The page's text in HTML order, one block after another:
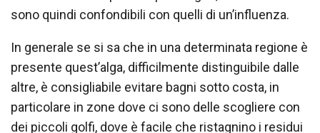
sono quindi confondibili con quelli di un’influenza.
In generale se si sa che in una determinata regione è
presente quest’alga, difficilmente distinguibile dalle
altre, è consigliabile evitare bagni sotto costa, in
particolare in zone dove ci sono delle scogliere con
dei piccoli golfi, dove è facile che ristagnino i residui